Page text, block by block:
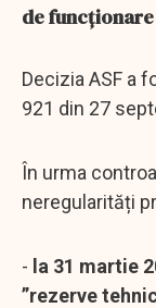
de
Decizia ASF a
921 din 27
În urma
neregularități
- la 31 martie
”rezerve